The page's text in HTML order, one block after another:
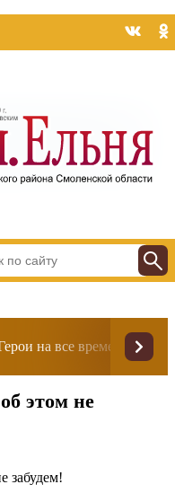
на все времена
этом не